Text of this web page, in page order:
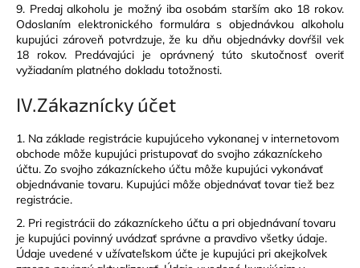
9. Predaj alkoholu je možný iba osobám starším ako 18 rokov.
Odoslaním elektronického formulára s objednávkou alkoholu
kupujúci zároveň potvrdzuje, že ku dňu objednávky dovŕšil vek
18 rokov. Predávajúci je oprávnený túto skutočnosť overiť
vyžiadaním platného dokladu totožnosti.
IV.Zákaznícky účet
1. Na základe registrácie kupujúceho vykonanej v internetovom
obchode môže kupujúci pristupovať do svojho zákazníckeho
účtu. Zo svojho zákazníckeho účtu môže kupujúci vykonávať
objednávanie tovaru. Kupujúci môže objednávať tovar tiež bez
registrácie.
2. Pri registrácii do zákazníckeho účtu a pri objednávaní tovaru
je kupujúci povinný uvádzať správne a pravdivo všetky údaje.
Údaje uvedené v užívateľskom účte je kupujúci pri akejkoľvek